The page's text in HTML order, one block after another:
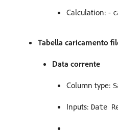
Calculation: -
Tabella caricamento
Data corrente
Column type:
Inputs: Date